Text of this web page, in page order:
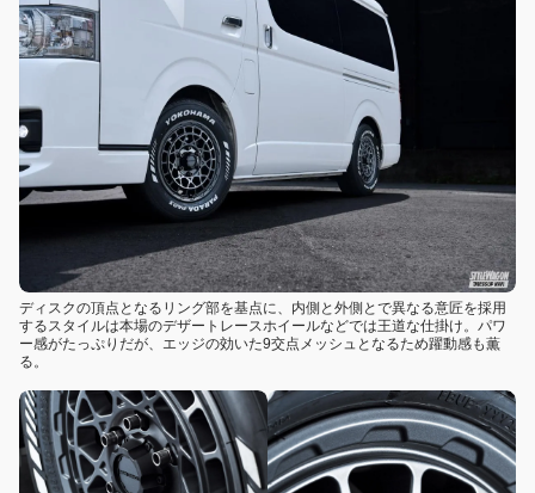
ディスクの頂点となるリング部を基点に、内側と外側とで異なる意匠を採用
するスタイルは本場のデザートレースホイールなどでは王道な仕掛け。パワ
ー感がたっぷりだが、エッジの効いた9交点メッシュとなるため躍動感も薫
る。